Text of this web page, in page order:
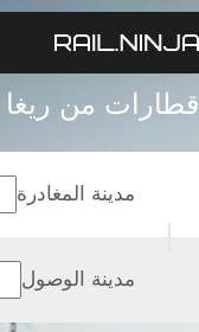
قطارات من
مدينة المغادرة
مدينة الوصول